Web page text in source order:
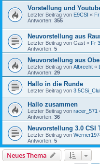
Vorstellung und
Letzter Beitrag von E9CSI «
Antworten: 355
Neuvorstellung aus
Letzter Beitrag von Gast « Fr
Antworten: 5
Neuvorstellung aus
Letzter Beitrag von Albrecht «
Antworten: 29
Hallo in die Runde
Letzter Beitrag von
Hallo zusammen
Letzter Beitrag von racer_571
Antworten: 36
Neuvorstellung 3.0 CSI
Letzter Beitrag von
Antworten: 5
Neues Thema